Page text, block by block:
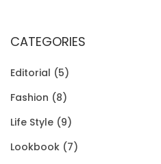
CATEGORIES
Editorial (5)
Fashion (8)
Life Style (9)
Lookbook (7)